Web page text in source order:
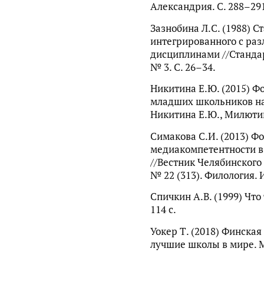
Александрия. С.
Зазнобина Л.C. (1988)
интегрированного с
дисциплинами //
№ 3. C. 26–34.
Никитина Е.Ю. (2015)
младших школьников
Никитина Е.Ю.,
Симакова С.И. (2013)
медиакомпетентности
//Вестник Челябинского
№ 22 (313). Филология.
Спичкин А.В. (1999) Что
114 с.
Уокер Т. (2018)
лучшие школы в мире.